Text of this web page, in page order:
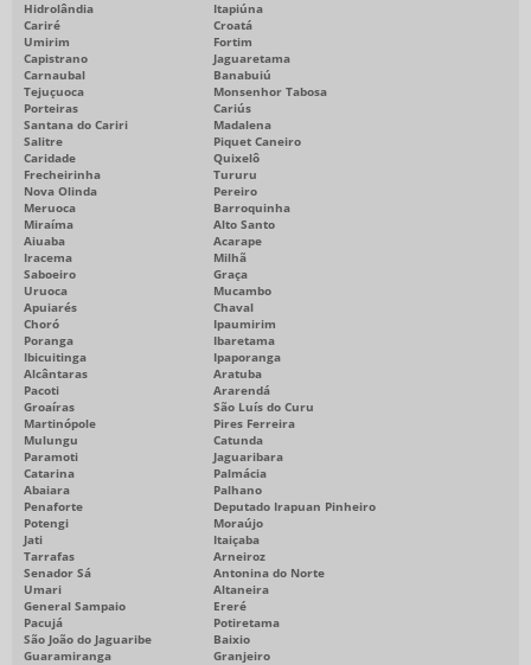
Hidrolândia
Itapiúna
Cariré
Croatá
Umirim
Fortim
Capistrano
Jaguaretama
Carnaubal
Banabuiú
Tejuçuoca
Monsenhor Tabosa
Porteiras
Cariús
Santana do Cariri
Madalena
Salitre
Piquet Caneiro
Caridade
Quixelô
Frecheirinha
Tururu
Nova Olinda
Pereiro
Meruoca
Barroquinha
Miraíma
Alto Santo
Aiuaba
Acarape
Iracema
Milhã
Saboeiro
Graça
Uruoca
Mucambo
Apuiarés
Chaval
Choró
Ipaumirim
Poranga
Ibaretama
Ibicuitinga
Ipaporanga
Alcântaras
Aratuba
Pacoti
Ararendá
Groaíras
São Luís do Curu
Martinópole
Pires Ferreira
Mulungu
Catunda
Paramoti
Jaguaribara
Catarina
Palmácia
Abaiara
Palhano
Penaforte
Deputado Irapuan Pinheiro
Potengi
Moraújo
Jati
Itaiçaba
Tarrafas
Arneiroz
Senador Sá
Antonina do Norte
Umari
Altaneira
General Sampaio
Ereré
Pacujá
Potiretama
São João do Jaguaribe
Baixio
Guaramiranga
Granjeiro